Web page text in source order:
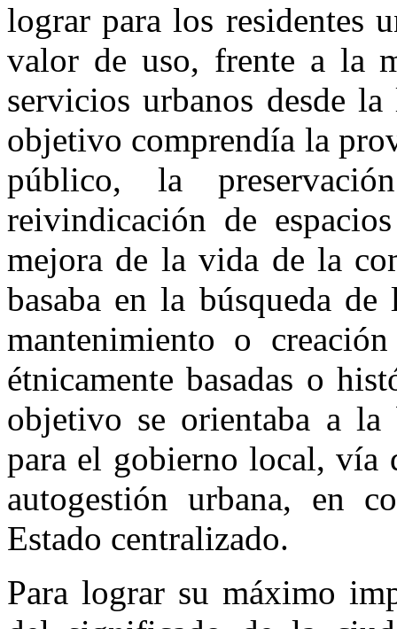
lograr para los residentes
valor de uso, frente a la
servicios urbanos desde
objetivo comprendía la
público, la
reivindicación de
mejora de la vida de la
basaba en la búsqueda
mantenimiento o
étnicamente basadas o
objetivo se orientaba a la
para el gobierno local, vía
autogestión urbana, en
Estado centralizado.
Para lograr su máximo